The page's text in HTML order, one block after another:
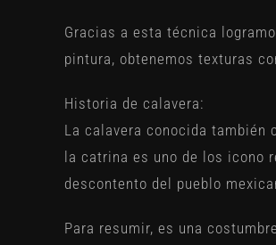
Gracias a esta técnica
pintura, obtenemos texturas
Historia de calavera:
La calavera conocida también
la catrina es uno de los icono
descontento del pueblo
Para resumir, es una